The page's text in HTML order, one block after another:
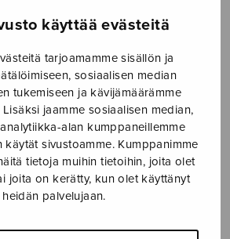
käyttää evästeitä
tarjoamamme sisällön ja
sosiaalisen median
tukemiseen ja kävijämäärämme
jaamme sosiaalisen median,
alan kumppaneillemme
käytät sivustoamme. Kumppanimme
tietoja muihin tietoihin, joita olet
joita on kerätty, kun olet käyttänyt
heidän palvelujaan.
› Yksinlaulu › Adeste